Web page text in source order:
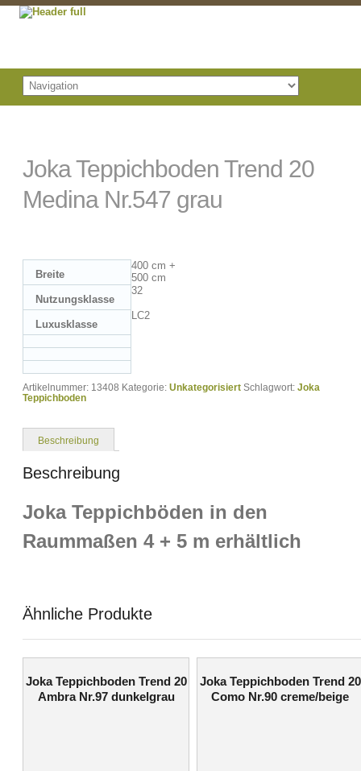
Joka Teppichboden Trend 20
Medina Nr.547 grau
Breite
400 cm +
500 cm
Nutzungsklasse
32
Luxusklasse
LC2
Artikelnummer: 13408 Kategorie: Unkategorisiert Schlagwort: Joka
Teppichboden
Beschreibung
Beschreibung
Joka Teppichböden in den
Raummaßen 4 + 5 m erhältlich
Ähnliche Produkte
Joka Teppichboden Trend 20
Ambra Nr.97 dunkelgrau
Joka Teppichboden Trend 20
Como Nr.90 creme/beige